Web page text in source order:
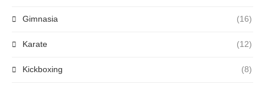
Gimnasia (16)
Karate (12)
Kickboxing (8)